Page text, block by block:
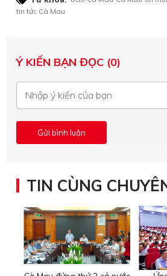
tin tức Cà Mau
Ý KIẾN BẠN ĐỌC (0)
TIN CÙNG